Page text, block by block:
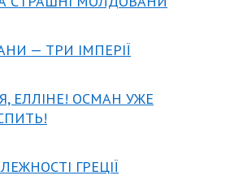
— ТРИ ІМПЕРІЇ
ЕЛЛІНЕ! ОСМАН УЖЕ
ГРЕЦІЇ